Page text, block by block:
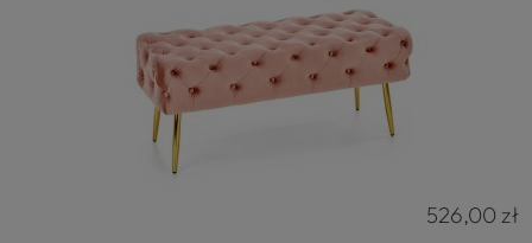
526,00 zł